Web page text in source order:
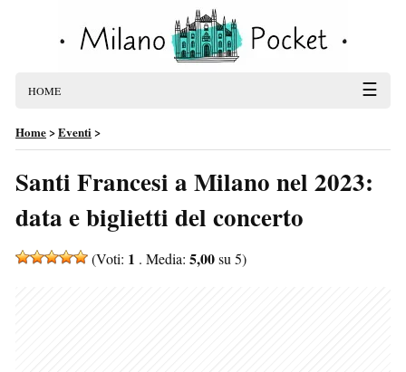
HOME ☰
Home>Eventi>
Santi Francesi a Milano nel 2023:
data e biglietti del concerto
(Voti: 1 . Media: 5,00su 5)